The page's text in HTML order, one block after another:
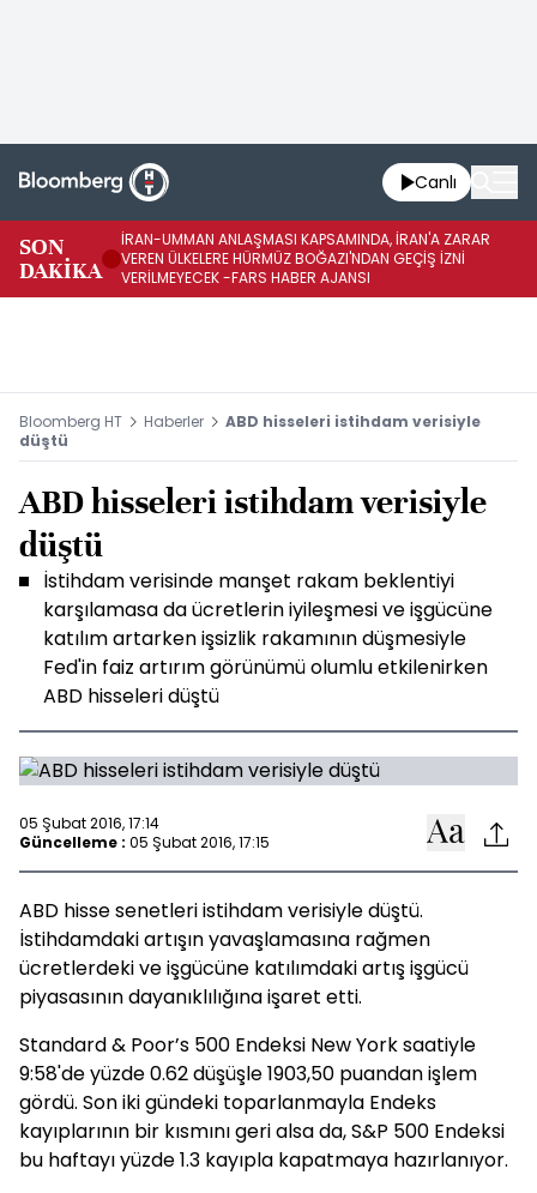
Canlı
SON
DAKİKA
İRAN-UMMAN ANLAŞMASI KAPSAMINDA, İRAN'A ZARAR
VEREN ÜLKELERE HÜRMÜZ BOĞAZI'NDAN GEÇİŞ İZNİ
VERİLMEYECEK -FARS HABER AJANSI
Bloomberg HT Haberler
ABD hisseleri istihdam verisiyle
düştü
ABD hisseleri istihdam verisiyle
düştü
İstihdam verisinde manşet rakam beklentiyi
karşılamasa da ücretlerin iyileşmesi ve işgücüne
katılım artarken işsizlik rakamının düşmesiyle
Fed'in faiz artırım görünümü olumlu etkilenirken
ABD hisseleri düştü
05 Şubat 2016, 17:14
Güncelleme : 05 Şubat 2016, 17:15
ABD hisse senetleri istihdam verisiyle düştü.
İstihdamdaki artışın yavaşlamasına rağmen
ücretlerdeki ve işgücüne katılımdaki artış işgücü
piyasasının dayanıklılığına işaret etti.
Standard & Poor’s 500 Endeksi New York saatiyle
9:58'de yüzde 0.62 düşüşle 1903,50 puandan işlem
gördü. Son iki gündeki toparlanmayla Endeks
kayıplarının bir kısmını geri alsa da, S&P 500 Endeksi
bu haftayı yüzde 1.3 kayıpla kapatmaya hazırlanıyor.